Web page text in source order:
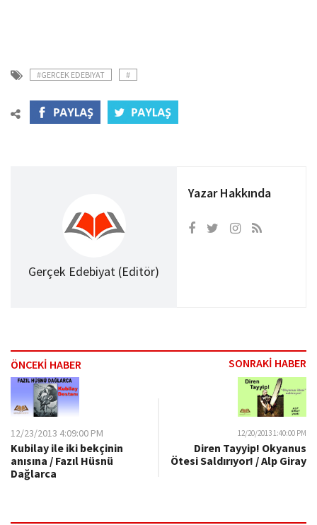
#GERCEK EDEBIYAT #
Gerçek Edebiyat (Editör)
Yazar Hakkında
ÖNCEKİ HABER SONRAKİ HABER
12/23/2013 4:09:00 PM
Kubilay ile iki bekçinin
anısına / Fazıl Hüsnü
Dağlarca
12/20/2013 1:40:00 PM
Diren Tayyip! Okyanus
Ötesi Saldırıyor! / Alp Giray